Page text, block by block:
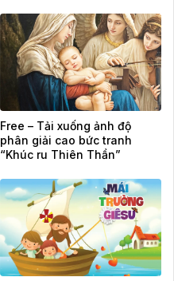
Free – Tải xuống ảnh độ
phân giải cao bức tranh
“Khúc ru Thiên Thần”